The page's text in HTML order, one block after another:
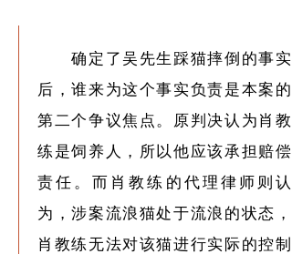
确定了吴先生踩猫摔倒的事实
后，谁来为这个事实负责是本案的
第二个争议焦点。原判决认为肖教
练是饲养人，所以他应该承担赔偿
责任。而肖教练的代理律师则认
为，涉案流浪猫处于流浪的状态，
肖教练无法对该猫进行实际的控制